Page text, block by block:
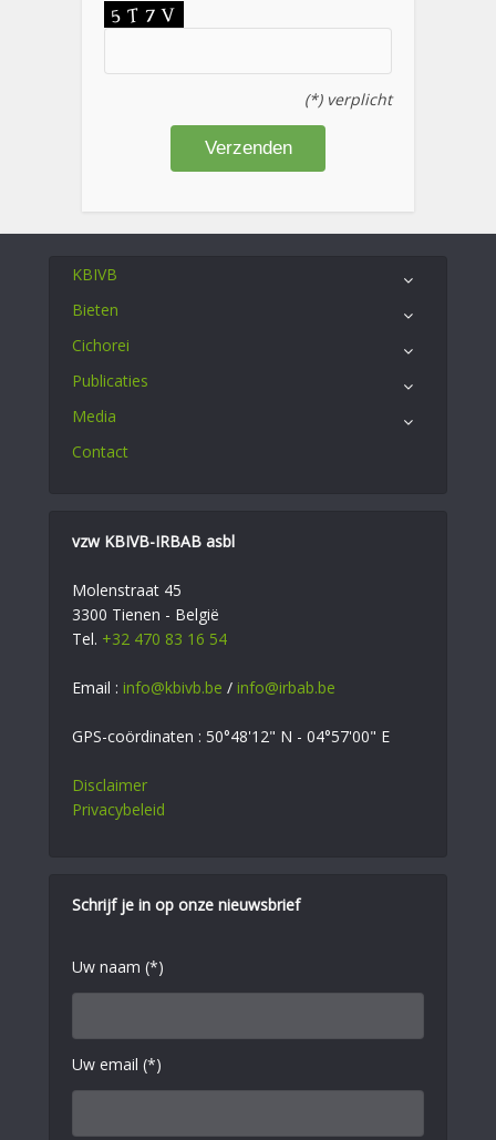
(*) verplicht
KBIVB
Bieten
Cichorei
Publicaties
Media
Contact
vzw KBIVB-IRBAB asbl
Molenstraat 45
3300 Tienen - België
Tel. +32 470 83 16 54
Email : info@kbivb.be / info@irbab.be
GPS-coördinaten : 50°48'12" N - 04°57'00" E
Disclaimer
Privacybeleid
Schrijf je in op onze nieuwsbrief
Uw naam (*)
Uw email (*)